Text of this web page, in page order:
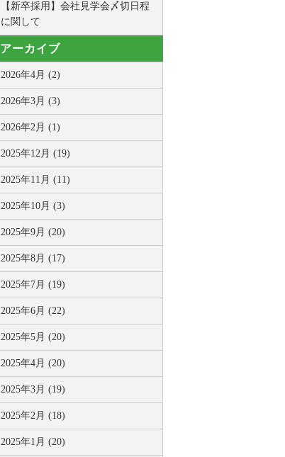
【新卒採用】会社見学会〆切日程
に関して
アーカイブ
2026年4月 (2)
2026年3月 (3)
2026年2月 (1)
2025年12月 (19)
2025年11月 (11)
2025年10月 (3)
2025年9月 (20)
2025年8月 (17)
2025年7月 (19)
2025年6月 (22)
2025年5月 (20)
2025年4月 (20)
2025年3月 (19)
2025年2月 (18)
2025年1月 (20)